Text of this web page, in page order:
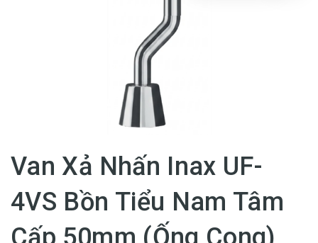
Van Xả Nhấn Inax UF-
4VS Bồn Tiểu Nam Tâm